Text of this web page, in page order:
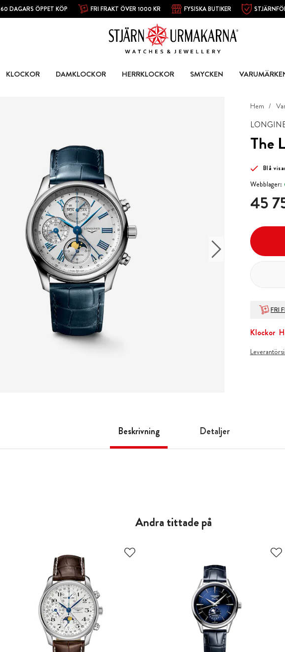
60 DAGARS ÖPPET KÖP FRI FRAKT ÖVER 1000 KR FYSISKA BUTIKER
KLOCKOR DAMKLOCKOR HERRKLOCKOR SMYCKEN
Hem
The
Blå
Webblager:
Pris:45
45
FRI
Klockor
Beskrivning Detaljer
Andra tittade på